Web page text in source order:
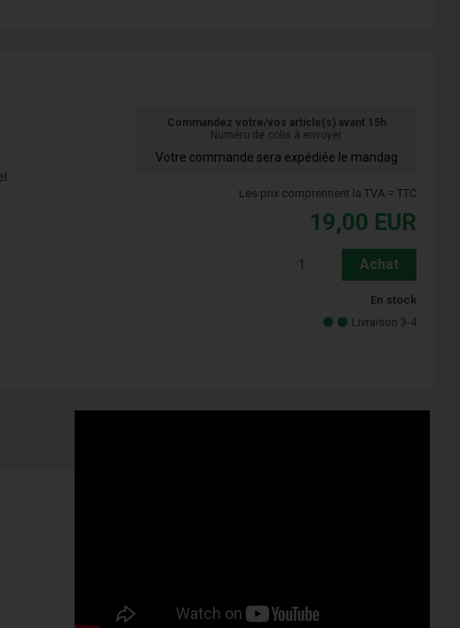
Commandez votre/vos article(s) avant 15h
Numéro de colis à envoyer
Votre commande sera expédiée le mandag
Les prix comprennent la TVA = TTC
19,00 EUR
Achat
En stock
Livraison 3-4